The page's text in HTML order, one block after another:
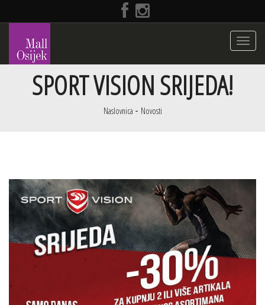
Toggle
SPORT VISION SRIJEDA!
Naslovnica Novosti